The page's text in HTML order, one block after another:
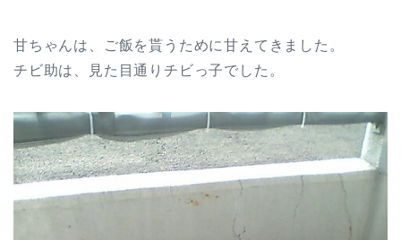
甘ちゃんは、ご飯を貰うために甘えてきました。
チビ助は、見た目通りチビっ子でした。